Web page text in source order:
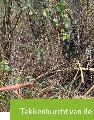
Takkenburcht van de